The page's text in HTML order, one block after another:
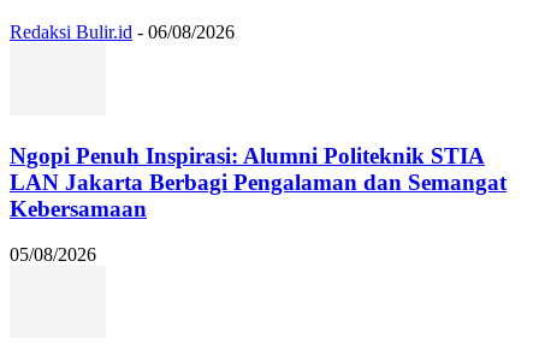
Redaksi Bulir.id - 06/08/2026
Ngopi Penuh Inspirasi: Alumni Politeknik STIA
LAN Jakarta Berbagi Pengalaman dan Semangat
Kebersamaan
05/08/2026